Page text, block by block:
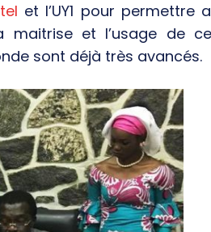
et l’UY1 pour permettre
et l’usage de
sont déjà très avancés.